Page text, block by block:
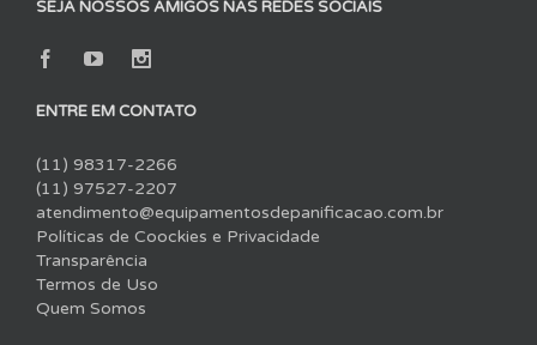
SEJA NOSSOS AMIGOS NAS REDES SOCIAIS
ENTRE EM CONTATO
(11) 98317-2266
(11) 97527-2207
atendimento@equipamentosdepanificacao.com.br
Políticas de Coockies e Privacidade
Transparência
Termos de Uso
Quem Somos